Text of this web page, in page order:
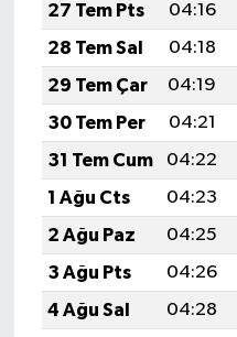
27 Tem Pts
04:16
28 Tem Sal
04:18
29 Tem Çar
04:19
30 Tem Per
04:21
31 Tem Cum
04:22
1 Ağu Cts
04:23
2 Ağu Paz
04:25
3 Ağu Pts
04:26
4 Ağu Sal
04:28